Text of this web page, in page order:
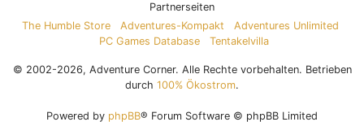
Partnerseiten
The Humble Store
Adventures-Kompakt
Adventures Unlimited
PC Games Database
Tentakelvilla
© 2002-2026, Adventure Corner. Alle Rechte vorbehalten. Betrieben
durch 100% Ökostrom.
Powered by phpBB® Forum Software © phpBB Limited